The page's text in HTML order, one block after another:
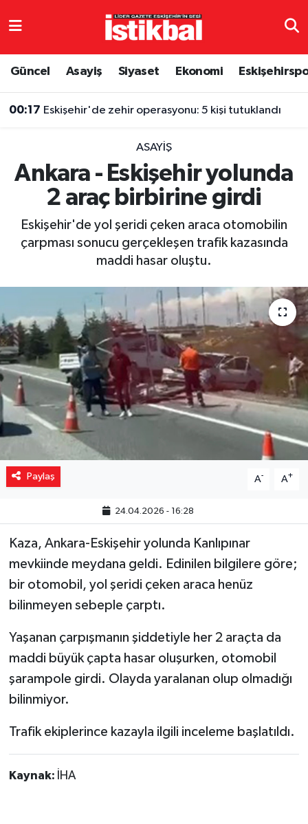
Güncel Asayiş Siyaset Ekonomi
00:17 Eskişehir'de zehir operasyonu: 5 kişi tutuklandı
ASAYIŞ
Ankara - Eskişehir yolunda
2 araç birbirine girdi
Eskişehir'de yol şeridi çeken araca otomobilin
çarpması sonucu gerçekleşen trafik kazasında
maddi hasar oluştu.
Paylaş A- A+
24.04.2026 - 16:28
Kaza, Ankara-Eskişehir yolunda Kanlıpınar
mevkiinde meydana geldi. Edinilen bilgilere göre;
bir otomobil, yol şeridi çeken araca henüz
bilinmeyen sebeple çarptı.
Yaşanan çarpışmanın şiddetiyle her 2 araçta da
maddi büyük çapta hasar oluşurken, otomobil
şarampole girdi. Olayda yaralanan olup olmadığı
bilinmiyor.
Trafik ekiplerince kazayla ilgili inceleme başlatıldı.
Kaynak: İHA
Eskişehirspor
Spor
Eğitim
Yaşam
Resmi ilanlar
Eskişehir Nöbetçi Eczaneler
TFF 3.Lig 4.Grup Puan Durumu ve Fikstür
Tüm Manşetler
Son Dakika Haberleri
Haber Arşivi